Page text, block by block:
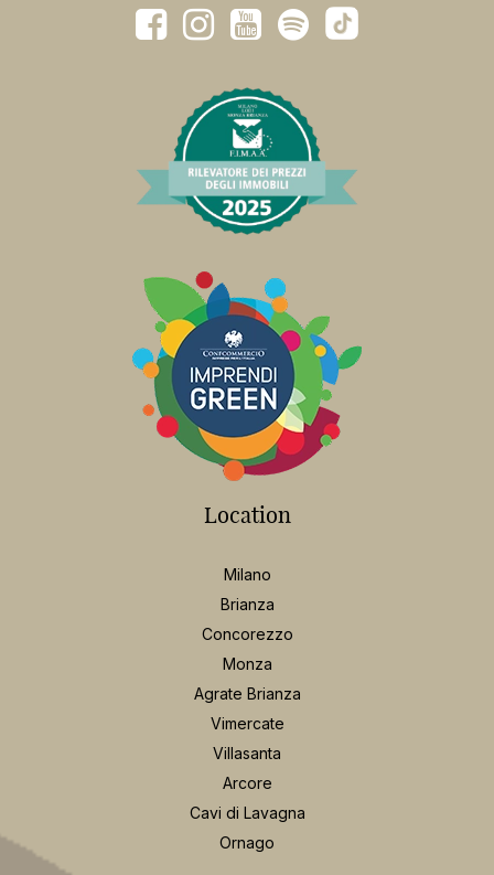
Location
Milano
Brianza
Concorezzo
Monza
Agrate Brianza
Vimercate
Villasanta
Arcore
Cavi di Lavagna
Ornago